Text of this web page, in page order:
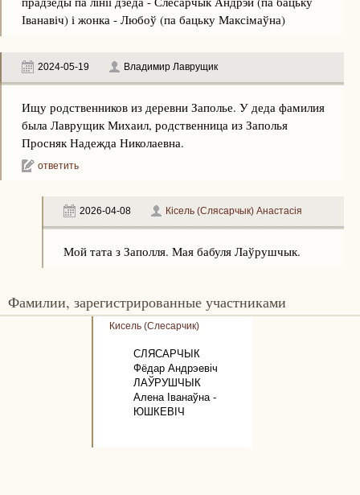
Іванавіч) і жонка - Любоў (па бацьку Максімаўна)
2024-05-19 Владимир Лаврущик
Ищу родственников из деревни Заполье. У деда фамилия
была Лаврущик Михаил, родственница из Заполья
Просняк Надежда Николаевна.
ответить
2026-04-08 Кісель (Слясарчык) Анастасія
Мой тата з Заполля. Мая бабуля Лаўрушчык.
Фамилии, зарегистрированные участниками
Кисель (Слесарчик)
СЛЯСАРЧЫК
Фёдар Андрэевіч
ЛАЎРУШЧЫК
Алена Іванаўна -
ЮШКЕВІЧ